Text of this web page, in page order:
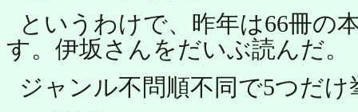
というわけで、昨年は66冊の
す。伊坂さんをだいぶ読んだ。
ジャンル不問順不同で5つだ